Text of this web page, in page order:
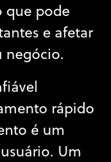
que pode
e afetar
negócio.
rápido
é um
Um